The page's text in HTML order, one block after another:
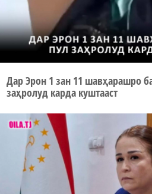
Дар Эрон 1 зан 11 шавҳарашро
заҳролуд карда куштааст